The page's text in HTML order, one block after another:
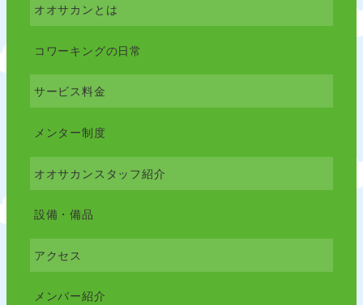
オオサカンとは
コワーキングの日常
サービス料金
メンター制度
オオサカンスタッフ紹介
設備・備品
アクセス
メンバー紹介